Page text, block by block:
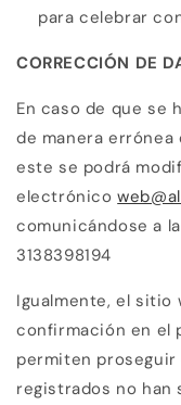
para celebrar
CORRECCIÓN DE
En caso de que se
de manera
este se podrá
electrónico
comunicándose a
3138398194
Igualmente, el sitio
confirmación en el
permiten
registrados no han